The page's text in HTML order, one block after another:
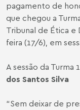
pagamento de
que chegou a
Tribunal de Ética e
feira (17/6), em
A sessão da Turma
dos Santos Silva
“Sem deixar de